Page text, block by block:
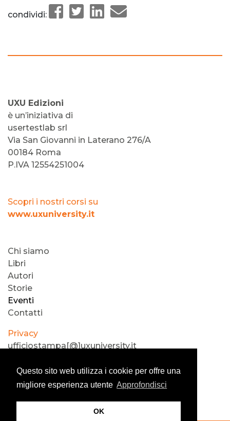
Questo sito web utilizza i cookie per offre una
migliore esperienza utente Approfondisci
OK
condividi:
UXU Edizioni
è un’iniziativa di
usertestlab srl
Via San Giovanni in Laterano 276/A
00184 Roma
P.IVA 12554251004
Scopri i nostri corsi su
www.uxuniversity.it
Chi siamo
Libri
Autori
Storie
Eventi
Contatti
Privacy
ufficiostampa[@]uxuniversity.it